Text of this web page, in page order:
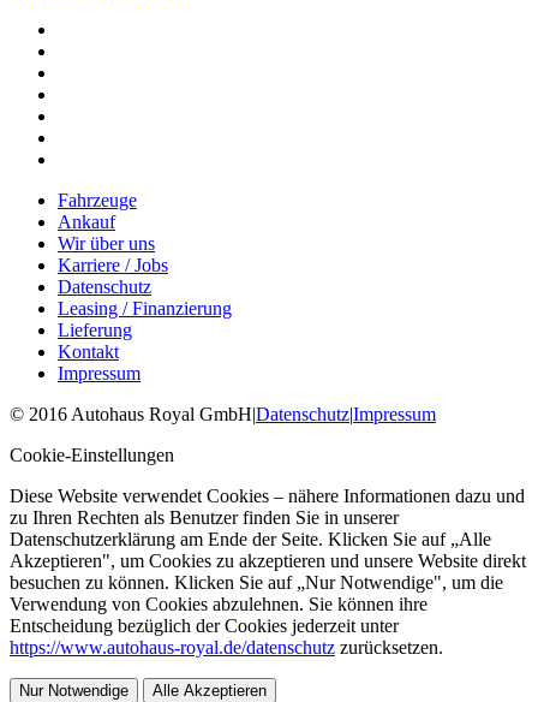
Fahrzeuge
Ankauf
Wir über uns
Karriere / Jobs
Datenschutz
Leasing / Finanzierung
Lieferung
Kontakt
Impressum
© 2016 Autohaus Royal GmbH|Datenschutz|Impressum
Cookie-Einstellungen
Diese Website verwendet Cookies – nähere Informationen dazu und
zu Ihren Rechten als Benutzer finden Sie in unserer
Datenschutzerklärung am Ende der Seite. Klicken Sie auf „Alle
Akzeptieren", um Cookies zu akzeptieren und unsere Website direkt
besuchen zu können. Klicken Sie auf „Nur Notwendige", um die
Verwendung von Cookies abzulehnen. Sie können ihre
Entscheidung bezüglich der Cookies jederzeit unter
https://www.autohaus-royal.de/datenschutz zurücksetzen.
Nur Notwendige Alle Akzeptieren